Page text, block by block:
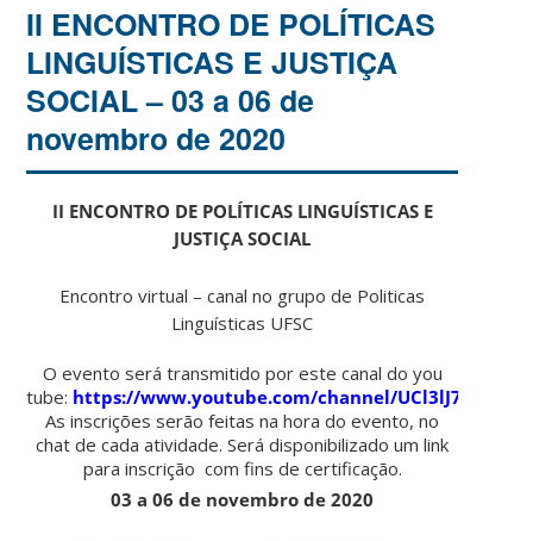
II ENCONTRO DE POLÍTICAS
LINGUÍSTICAS E JUSTIÇA
SOCIAL – 03 a 06 de
novembro de 2020
II ENCONTRO DE POLÍTICAS LINGUÍSTICAS E
JUSTIÇA SOCIAL
Encontro virtual – canal no grupo de Politicas
Linguísticas UFSC
O evento será transmitido por este canal do you
tube: https://www.youtube.com/channel/
As inscrições serão feitas na hora do evento, no
chat de cada atividade. Será disponibilizado um link
para inscrição com fins de certificação.
03 a 06 de novembro de 2020